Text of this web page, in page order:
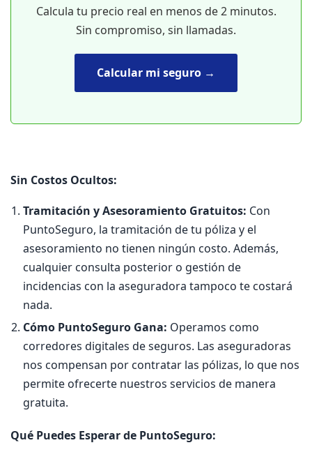
Calcula tu precio real en menos de 2 minutos.
Sin compromiso, sin llamadas.
Calcular mi seguro →
Sin Costos Ocultos:
Tramitación y Asesoramiento Gratuitos: Con
PuntoSeguro, la tramitación de tu póliza y el
asesoramiento no tienen ningún costo. Además,
cualquier consulta posterior o gestión de
incidencias con la aseguradora tampoco te costará
nada.
Cómo PuntoSeguro Gana: Operamos como
corredores digitales de seguros. Las aseguradoras
nos compensan por contratar las pólizas, lo que nos
permite ofrecerte nuestros servicios de manera
gratuita.
Qué Puedes Esperar de PuntoSeguro: